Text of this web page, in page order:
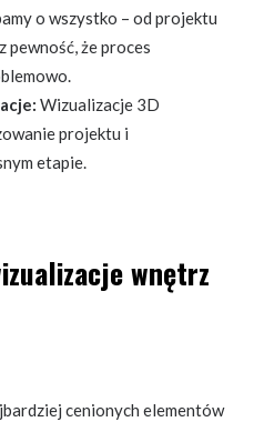
o wszystko – od projektu
pewność, że proces
Wizualizacje 3D
projektu i
etapie.
wnętrz
cenionych elementów